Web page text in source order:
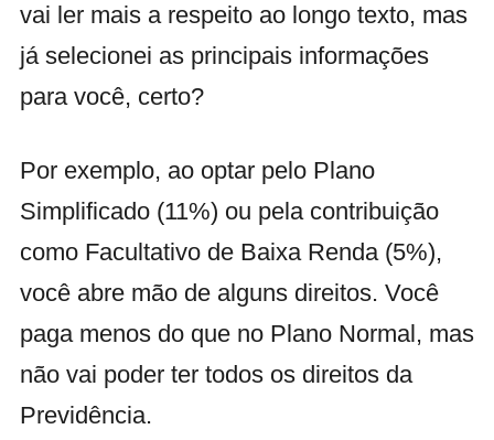
vai ler mais a respeito ao longo texto, mas
já selecionei as principais informações
para você, certo?
Por exemplo, ao optar pelo Plano
Simplificado (11%) ou pela contribuição
como Facultativo de Baixa Renda (5%),
você abre mão de alguns direitos. Você
paga menos do que no Plano Normal, mas
não vai poder ter todos os direitos da
Previdência.